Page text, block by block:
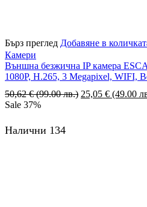
Бърз преглед Добавяне в
Камери
Външна безжична IP камера
1080P, H.265, 3 Megapixel, WIFI,
50,62€ (99.00 лв.) Original
25,05 € (49.00
Sale 37%
Налични 134